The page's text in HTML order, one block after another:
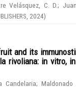
Velásquez, C. D.;
2024)
and its
rivoliana: in vitro,
Candelaria;Maldonado